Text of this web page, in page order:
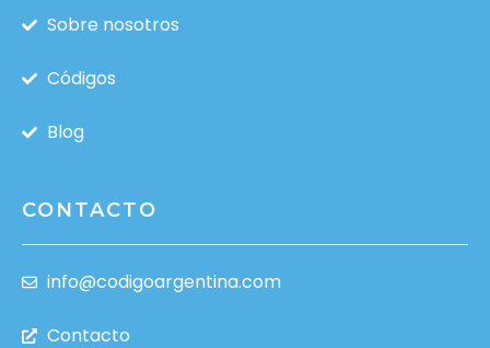
Sobre nosotros
Códigos
Blog
CONTACTO
info@codigoargentina.com
Contacto